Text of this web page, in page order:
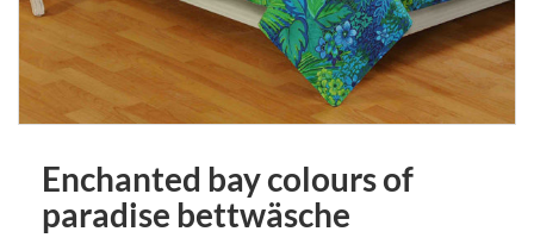
Enchanted bay colours of
paradise bettwäsche